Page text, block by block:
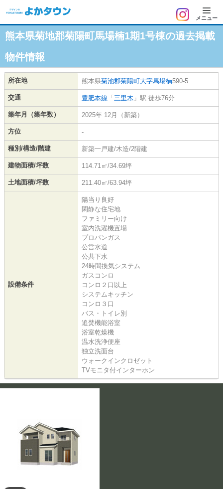
メニュー
熊本県菊地郡菊陽町馬場楠1期1号棟の過去掲載
物件情報
所在地 熊本県菊池郡菊陽町大字馬場楠590-5
交通 豊肥本線 「 三里木 」駅 徒歩76分
築年月（築年数） 2025年 12月（新築）
方位 -
種別/構造/階建 新築一戸建/木造/2階建
建物面積/坪数 114.71㎡/34.69坪
土地面積/坪数 211.40㎡/63.94坪
設備条件
陽当り良好
閑静な住宅地
ファミリー向け
室内洗濯機置場
プロパンガス
公営水道
公共下水
24時間換気システム
ガスコンロ
コンロ２口以上
システムキッチン
コンロ３口
バス・トイレ別
追焚機能浴室
浴室乾燥機
温水洗浄便座
独立洗面台
ウォークインクロゼット
TVモニタ付インターホン